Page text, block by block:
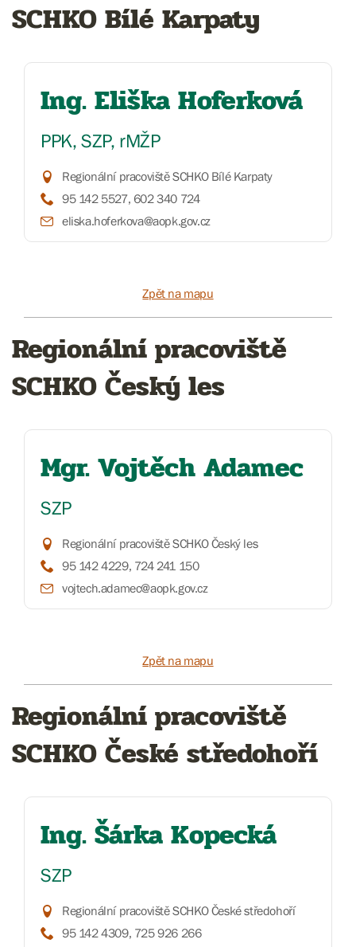
SCHKO Bílé Karpaty
Ing. Eliška Hoferková
PPK, SZP, rMŽP
Regionální pracoviště SCHKO Bílé Karpaty
95 142 5527, 602 340 724
eliska.hoferkova@aopk.gov.cz
Zpět na mapu
Regionální pracoviště
SCHKO Český les
Mgr. Vojtěch Adamec
SZP
Regionální pracoviště SCHKO Český les
95 142 4229, 724 241 150
vojtech.adamec@aopk.gov.cz
Zpět na mapu
Regionální pracoviště
SCHKO České středohoří
Ing. Šárka Kopecká
SZP
Regionální pracoviště SCHKO České středohoří
95 142 4309, 725 926 266